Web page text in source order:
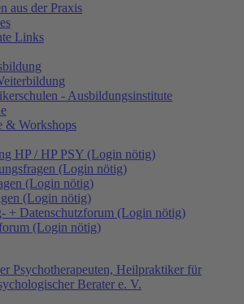
aus der Praxis
Links
- Ausbildungsinstitute
& Workshops
HP / HP PSY (Login nötig)
(Login nötig)
(Login nötig)
(Login nötig)
+ Datenschutzforum (Login nötig)
(Login nötig)